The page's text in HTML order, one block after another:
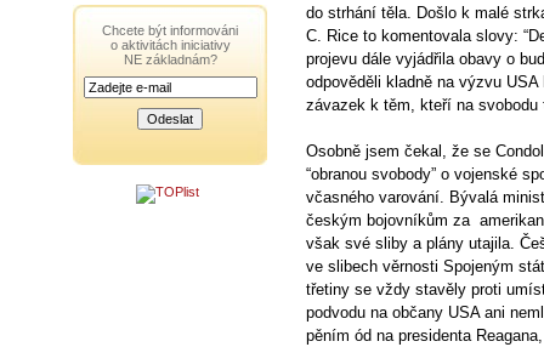
do strhání těla. Došlo k malé
C. Rice to komentovala slovy:
projevu dále vyjádřila obavy o
odpověděli kladně na výzvu
závazek k těm, kteří na svobodu
Osobně jsem čekal, že se
“obranou svobody” o vojenské
včasného varování. Bývalá
českým bojovníkům za
však své sliby a plány utajila.
ve slibech věrnosti Spojeným
třetiny se vždy stavěly proti
podvodu na občany USA ani
pěním ód na presidenta
Chcete být informováni
o aktivitách iniciativy
NE základnám?